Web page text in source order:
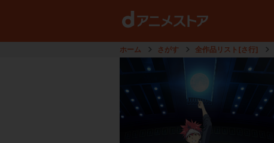
ホーム さがす 全作品リスト[さ行]